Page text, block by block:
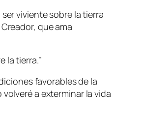
viviente sobre la tierra
que ama
la tierra.”
favorables de la
a exterminar la vida